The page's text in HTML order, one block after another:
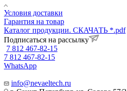
Условия доставки
Гарантия на товар
Каталог продукции. СКАЧАТЬ *.pdf
Подписаться на рассылку
7 812 467-82-15
7 812 467-82-15
WhatsApp
info@nevaeltech.ru